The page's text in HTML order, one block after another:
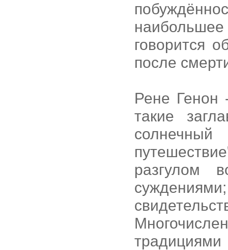
говорится
после
Рене Генон
такие
разгулом
традициями